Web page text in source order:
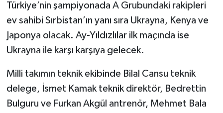
Türkiye’nin şampiyonada A Grubundaki rakipleri
ev sahibi Sırbistan’ın yanı sıra Ukrayna, Kenya ve
Japonya olacak. Ay-Yıldızlılar ilk maçında ise
Ukrayna ile karşı karşıya gelecek.
Milli takımın teknik ekibinde Bilal Cansu teknik
delege, İsmet Kamak teknik direktör, Bedrettin
Bulguru ve Furkan Akgül antrenör, Mehmet Bala